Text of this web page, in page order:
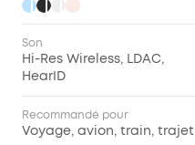
Son
Hi-Res Wireless, LDAC,
HearID
Recommandé pour
Voyage, avion, train, trajet